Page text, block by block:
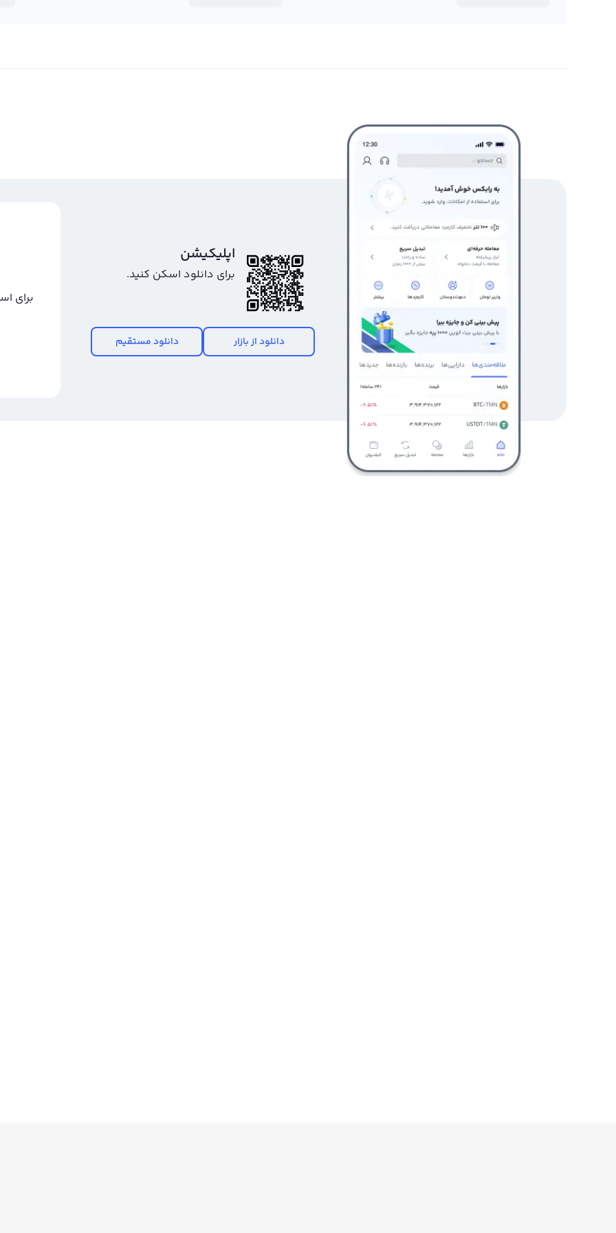
اپلیکیشن
برای دانلود اسکن کنید.
دانلود از بازار دانلود مستقیم
برای